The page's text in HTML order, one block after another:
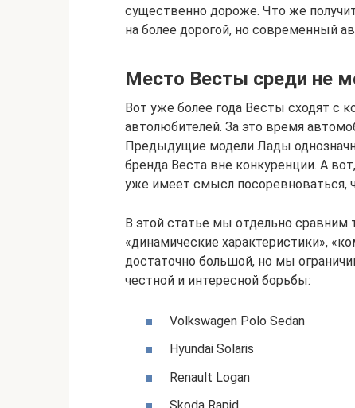
существенно дороже. Что же
на более дорогой, но современный
Место Весты среди не
Вот уже более года Весты сходят с
автолюбителей. За это время
Предыдущие модели Лады
бренда Веста вне конкуренции. А
уже имеет смысл посоревноваться,
В этой статье мы отдельно
«динамические характеристики»,
достаточно большой, но мы
честной и интересной борьбы:
Volkswagen Polo Sedan
Hyundai Solaris
Renault Logan